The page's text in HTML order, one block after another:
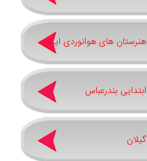
های هوانوردی ایران
بندرعباس